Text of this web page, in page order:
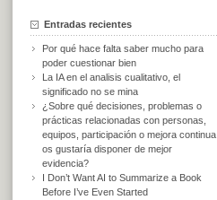
Entradas recientes
Por qué hace falta saber mucho para
poder cuestionar bien
La IA en el analisis cualitativo, el
significado no se mina
¿Sobre qué decisiones, problemas o
prácticas relacionadas con personas,
equipos, participación o mejora continua
os gustaría disponer de mejor
evidencia?
I Don’t Want AI to Summarize a Book
Before I’ve Even Started